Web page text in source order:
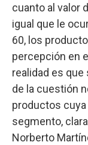
cuanto al valor
igual que le
60, los
percepción en
realidad es
de la cuestión
productos cuya
segmento,
Norberto